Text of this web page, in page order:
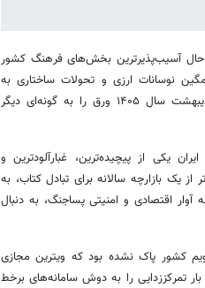
آسیب‌پذیرترین بخش‌های فرهنگ کشور
نوسانات ارزی و تحولات ساختاری به
نفس‌نفس افتاده، اما هر بار راهی برای بقا یافته است. با این حال، اردیبهشت سال ۱۴۰۵ ورق را به گونه‌ای دیگر
یکی از پیچیده‌ترین، غبارآلودترین و
یک بازارچه سالانه برای تبادل کتاب، به
اقتصادی و امنیتی پساجنگ، به دنبال
کشور پاک نشده بود که ویترین مجازی
تمرکززدایی را به دوش سامانه‌های برخط